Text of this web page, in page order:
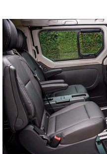
Koszalina Bydgoszczy
Kołobrzegu Piły
Chojnic Tucholi
Więcborka Nakła nad
Notecią Białogardu
Gryfic Sępólna
Krajeńskiego
Człuchowa Szczecinka
Barwic Świdnicy
Trzcianki Złotowa
Czarnkowa Chodzieży